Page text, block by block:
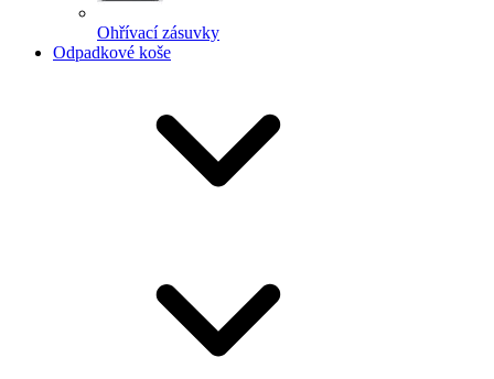
Ohřívací zásuvky
Odpadkové koše